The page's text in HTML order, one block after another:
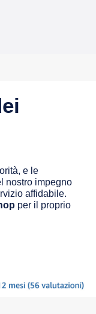
e le
nostro impegno
affidabile.
per il proprio